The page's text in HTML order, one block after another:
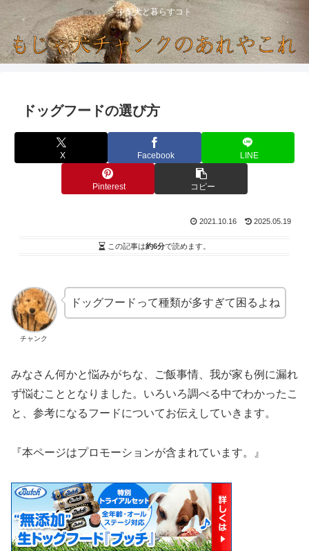
中型犬と暮らすコト
ドッグフードの選び方
X Facebook LINE
Pinterest コピー
2021.10.16 2025.05.19
この記事は約6分で読めます。
チャンク
ドッグフードって種類が多すぎて困るよね
みなさん何かと悩みがちな、ご飯事情、我が家も例に漏れ
ず悩むこととなりました。いろいろ調べる中でわかったこ
と、参考になるフードについてお伝えしていきます。
『本ページはプロモーションが含まれています。』